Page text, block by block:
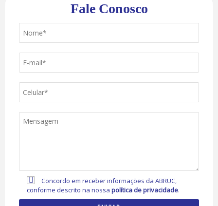
Fale Conosco
Concordo em receber informações da ABRUC,
conforme descrito na nossapolítica de privacidade.